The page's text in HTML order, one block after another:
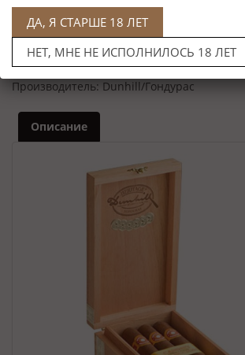
Формат: Gordo
Размер: 152 мм
Крепость: Крепкая
Количество в коробке: 10 штук
Производитель: Dunhill/Гондурас
Описание
ДА, Я СТАРШЕ 18 ЛЕТ
НЕТ, МНЕ НЕ ИСПОЛНИЛОСЬ 18 ЛЕТ